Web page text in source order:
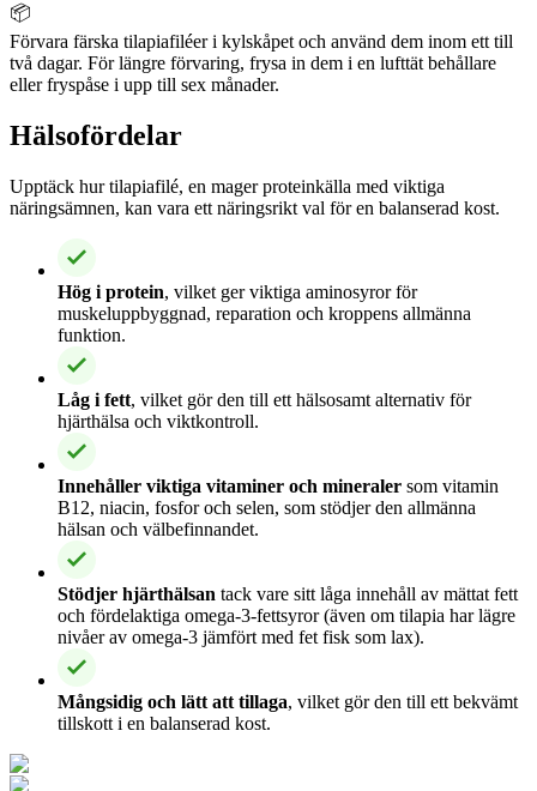
📦
Förvara färska tilapiafiléer i kylskåpet och använd dem inom ett till
två dagar. För längre förvaring, frysa in dem i en lufttät behållare
eller fryspåse i upp till sex månader.
Hälsofördelar
Upptäck hur tilapiafilé, en mager proteinkälla med viktiga
näringsämnen, kan vara ett näringsrikt val för en balanserad kost.
Hög i protein, vilket ger viktiga aminosyror för
muskeluppbyggnad, reparation och kroppens allmänna
funktion.
Låg i fett, vilket gör den till ett hälsosamt alternativ för
hjärthälsa och viktkontroll.
Innehåller viktiga vitaminer och mineraler som vitamin
B12, niacin, fosfor och selen, som stödjer den allmänna
hälsan och välbefinnandet.
Stödjer hjärthälsan tack vare sitt låga innehåll av mättat fett
och fördelaktiga omega-3-fettsyror (även om tilapia har lägre
nivåer av omega-3 jämfört med fet fisk som lax).
Mångsidig och lätt att tillaga, vilket gör den till ett bekvämt
tillskott i en balanserad kost.